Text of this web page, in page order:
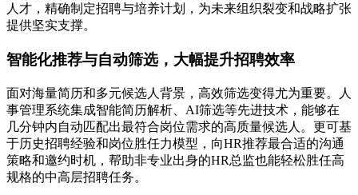
人才，精确制定招聘与培养计划，为未来组织裂变和战略扩张
提供坚实支撑。
智能化推荐与自动筛选，大幅提升招聘效率
面对海量简历和多元候选人背景，高效筛选变得尤为重要。人
事管理系统集成智能简历解析、AI筛选等先进技术，能够在
几分钟内自动匹配出最符合岗位需求的高质量候选人。更可基
于历史招聘经验和岗位胜任力模型，向HR推荐最合适的沟通
策略和邀约时机，帮助非专业出身的HR总监也能轻松胜任高
规格的中高层招聘任务。